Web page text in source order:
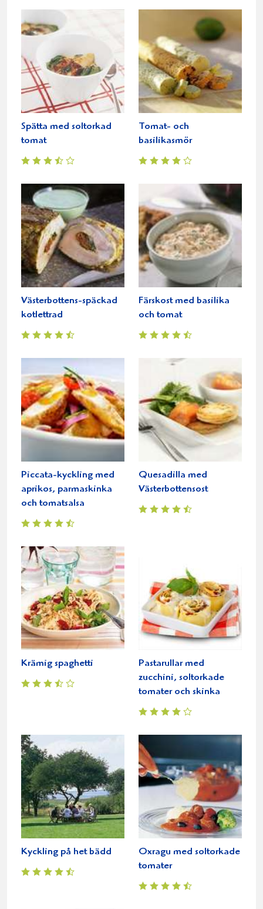
Spätta med soltorkad
tomat
Tomat- och
basilikasmör
Västerbottens-späckad
kotlettrad
Färskost med basilika
och tomat
Piccata-kyckling med
aprikos, parmaskinka
och tomatsalsa
Quesadilla med
Västerbottensost
Krämig spaghetti
Pastarullar med
zucchini, soltorkade
tomater och skinka
Kyckling på het bädd
Oxragu med soltorkade
tomater